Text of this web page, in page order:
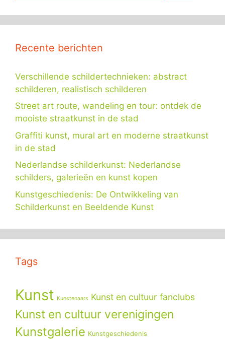
Recente berichten
Verschillende schildertechnieken: abstract
schilderen, realistisch schilderen
Street art route, wandeling en tour: ontdek de
mooiste straatkunst in de stad
Graffiti kunst, mural art en moderne straatkunst
in de stad
Nederlandse schilderkunst: Nederlandse
schilders, galerieën en kunst kopen
Kunstgeschiedenis: De Ontwikkeling van
Schilderkunst en Beeldende Kunst
Tags
Kunst Kunstenaars Kunst en cultuur fanclubs
Kunst en cultuur verenigingen
Kunstgalerie Kunstgeschiedenis